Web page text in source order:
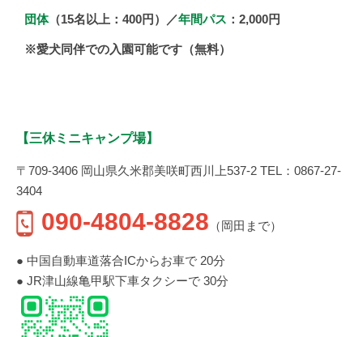
団体（15名以上：400円）／年間パス ：2,000円
※愛犬同伴での入園可能です（無料）
【三休ミニキャンプ場】
〒709-3406 岡山県久米郡美咲町西川上537-2 TEL：0867-27-
3404
090-4804-8828 （岡田まで）
● 中国自動車道落合ICからお車で 20分
● JR津山線亀甲駅下車タクシーで 30分